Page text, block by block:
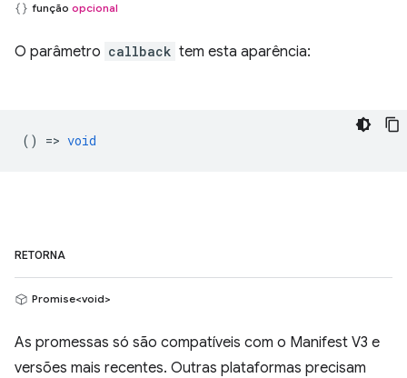
função opcional
O parâmetro callback tem esta aparência:
() => void
RETORNA
Promise<void>
As promessas só são compatíveis com o Manifest V3 e
versões mais recentes. Outras plataformas precisam